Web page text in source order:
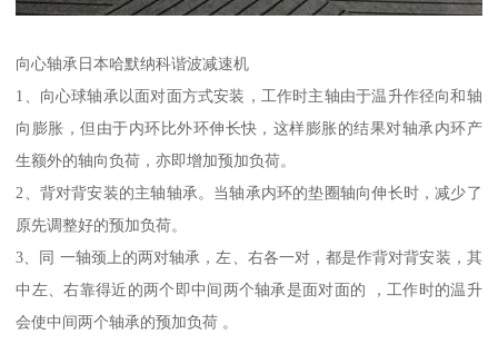
向心轴承日本哈默纳科谐波减速机
1、向心球轴承以面对面方式安装，工作时主轴由于温升作径向和轴
向膨胀，但由于内环比外环伸长快，这样膨胀的结果对轴承内环产
生额外的轴向负荷，亦即增加预加负荷。
2、背对背安装的主轴轴承。当轴承内环的垫圈轴向伸长时，减少了
原先调整好的预加负荷。
3、同 一轴颈上的两对轴承，左、右各一对，都是作背对背安装，其
中左、右靠得近的两个即中间两个轴承是面对面的 ，工作时的温升
会使中间两个轴承的预加负荷 。